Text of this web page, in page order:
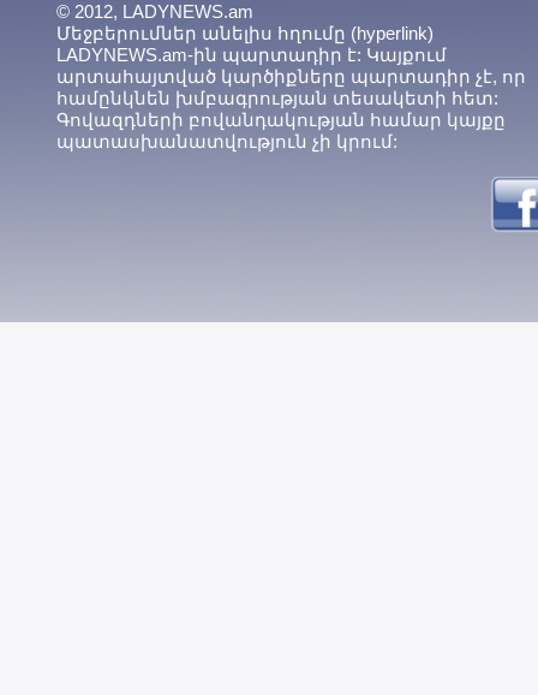
© 2012, LADYNEWS.am
Մեջբերումներ անելիս հղումը (hyperlink)
LADYNEWS.am-ին պարտադիր է: Կայքում
արտահայտված կարծիքները պարտադիր չէ, որ
համընկնեն խմբագրության տեսակետի հետ:
Գովազդների բովանդակության համար կայքը
պատասխանատվություն չի կրում: